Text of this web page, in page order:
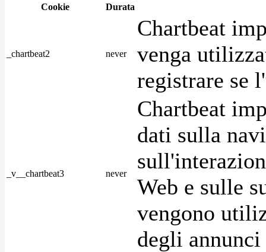
Cookie Durata
_chartbeat2 never
Chartbeat
venga
registrare se
_v__chartbeat3 never
Chartbeat
dati sulla
Web e sulle
vengono
degli